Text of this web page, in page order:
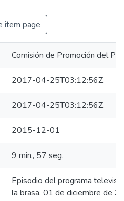
item page
Comisión de Promoción del
2017-04-25T03:12:56Z
2017-04-25T03:12:56Z
2015-12-01
9 min., 57 seg.
Episodio del programa
la brasa. 01 de diciembre de